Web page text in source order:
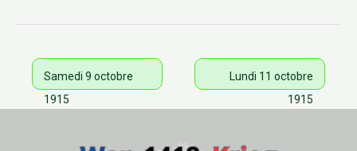
Samedi 9 octobre
1915
Lundi 11 octobre
1915